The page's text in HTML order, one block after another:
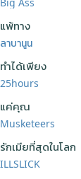
Big Ass
แพ้ทาง
ลาบานูน
ทำได้เพียง
25hours
แค่คุณ
Musketeers
รักเมียที่สุดในโลก
ILLSLICK